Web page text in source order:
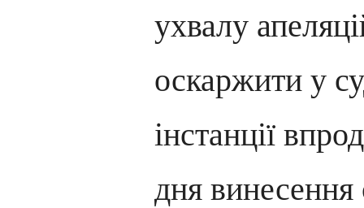
ухвалу
оскаржити у
інстанції
дня винесення